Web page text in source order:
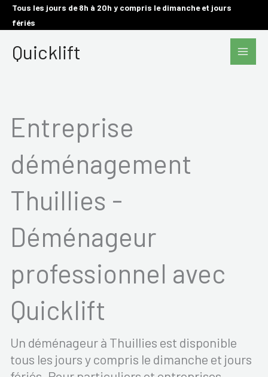
AllerTous les jours de 8h à 20h y compris le dimanche et jours
fériés
Quicklift
Main
Entreprise
déménagement
Thuillies -
Déménageur
professionnel avec
Quicklift
Un déménageur à Thuillies est disponible
tous les jours y compris le dimanche et jours